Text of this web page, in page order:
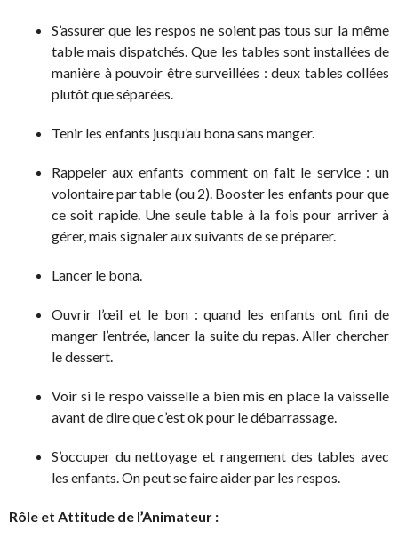
S’assurer que les respos ne soient pas tous sur la même
table mais dispatchés. Que les tables sont installées de
manière à pouvoir être surveillées : deux tables collées
plutôt que séparées.
Tenir les enfants jusqu’au bona sans manger.
Rappeler aux enfants comment on fait le service : un
volontaire par table (ou 2). Booster les enfants pour que
ce soit rapide. Une seule table à la fois pour arriver à
gérer, mais signaler aux suivants de se préparer.
Lancer le bona.
Ouvrir l’œil et le bon : quand les enfants ont fini de
manger l’entrée, lancer la suite du repas. Aller chercher
le dessert.
Voir si le respo vaisselle a bien mis en place la vaisselle
avant de dire que c’est ok pour le débarrassage.
S’occuper du nettoyage et rangement des tables avec
les enfants. On peut se faire aider par les respos.
Rôle et Attitude de l’Animateur :